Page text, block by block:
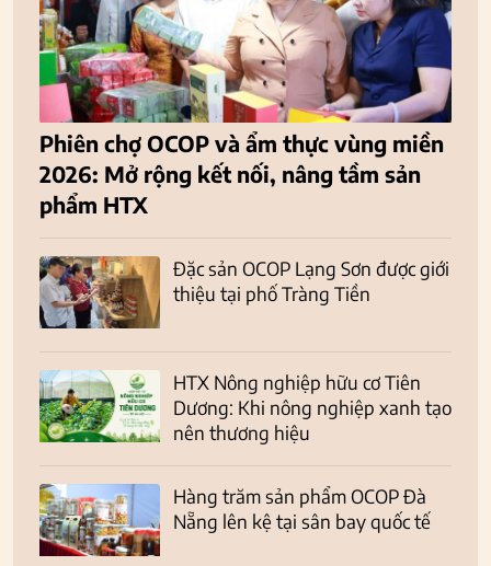
Phiên chợ OCOP và ẩm thực vùng miền
2026: Mở rộng kết nối, nâng tầm sản
phẩm HTX
Đặc sản OCOP Lạng Sơn được giới
thiệu tại phố Tràng Tiền
HTX Nông nghiệp hữu cơ Tiên
Dương: Khi nông nghiệp xanh tạo
nên thương hiệu
Hàng trăm sản phẩm OCOP Đà
Nẵng lên kệ tại sân bay quốc tế